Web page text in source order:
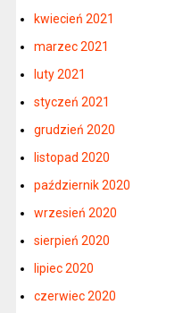
kwiecień 2021
marzec 2021
luty 2021
styczeń 2021
grudzień 2020
listopad 2020
październik 2020
wrzesień 2020
sierpień 2020
lipiec 2020
czerwiec 2020